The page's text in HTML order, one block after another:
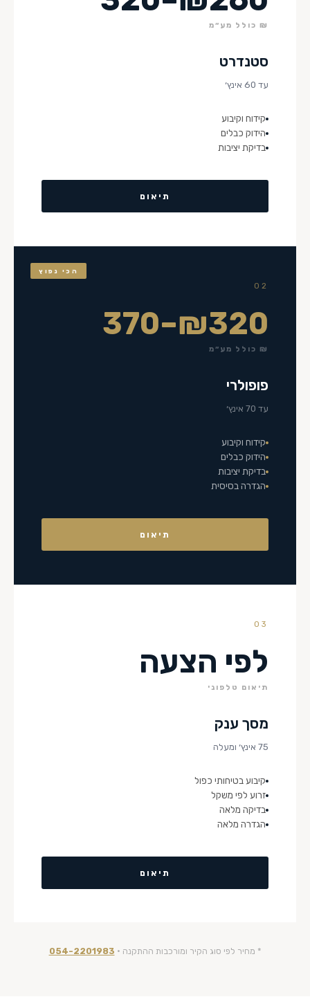
₪ כולל מע״מ
סטנדרט
עד 60 אינץ׳
קידוח וקיבוע
הידוק כבלים
בדיקת יציבות
תיאום
הכי נפוץ
02
₪320–370
₪ כולל מע״מ
פופולרי
עד 70 אינץ׳
קידוח וקיבוע
הידוק כבלים
בדיקת יציבות
הגדרה בסיסית
תיאום
03
לפי הצעה
תיאום טלפוני
מסך ענק
75 אינץ׳ ומעלה
קיבוע בטיחותי כפול
זרוע לפי משקל
בדיקה מלאה
הגדרה מלאה
תיאום
* מחיר לפי סוג הקיר ומורכבות ההתקנה · 054-2201983